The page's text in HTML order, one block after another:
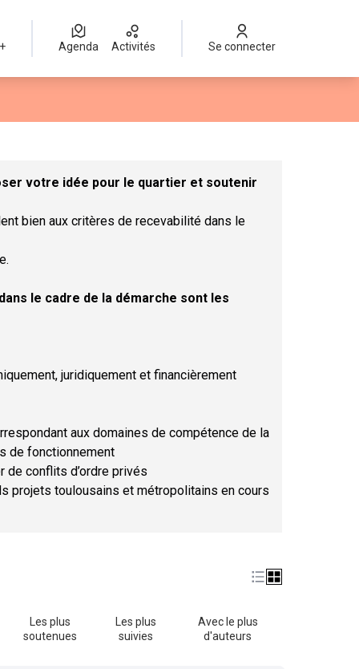
Agenda Activités Se connecter
votre idée pour le quartier et soutenir
bien aux critères de recevabilité dans le
le cadre de la démarche sont les
juridiquement et financièrement
aux domaines de compétence de la
de fonctionnement
de conflits d’ordre privés
projets toulousains et métropolitains en cours
Les plus
soutenues
Les plus
suivies
Avec le plus
d'auteurs